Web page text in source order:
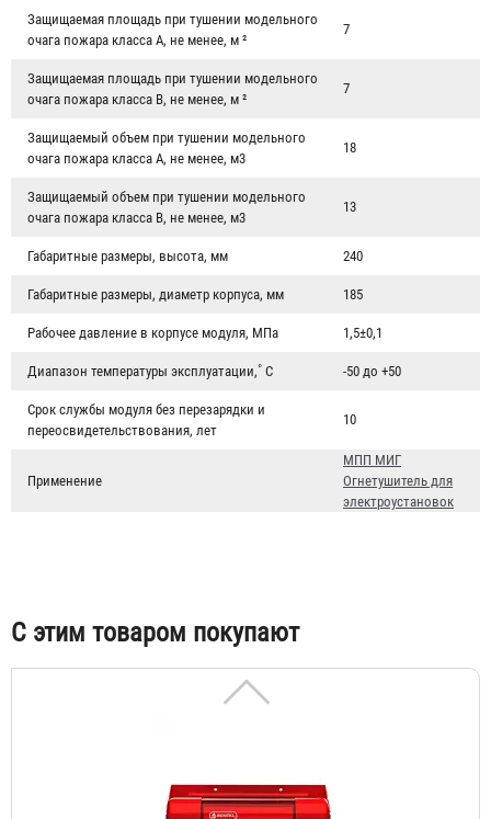
Защищаемая площадь при тушении модельного
очага пожара класса А, не менее, м ²
7
Защищаемая площадь при тушении модельного
очага пожара класса В, не менее, м ²
7
Защищаемый объем при тушении модельного
очага пожара класса А, не менее, м3
18
Защищаемый объем при тушении модельного
очага пожара класса В, не менее, м3
13
Габаритные размеры, высота, мм 240
Габаритные размеры, диаметр корпуса, мм 185
Рабочее давление в корпусе модуля, МПа 1,5±0,1
Диапазон температуры эксплуатации,˚ С -50 до +50
Срок службы модуля без перезарядки и
переосвидетельствования, лет
10
Применение
МПП МИГ
Огнетушитель для
электроустановок
С этим товаром покупают
Огнетушитель самосрабатывающий порошковый
(модуль) ОСП-1